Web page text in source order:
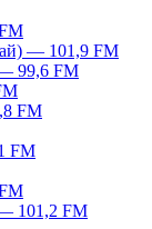
— 101,9 FM
— 99,6 FM
FM
FM
101,2 FM